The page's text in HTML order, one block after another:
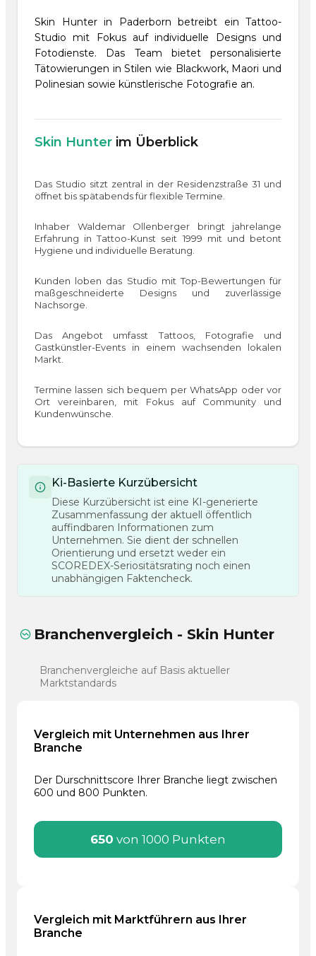
Skin Hunter in Paderborn betreibt ein Tattoo-
Studio mit Fokus auf individuelle Designs und
Fotodienste. Das Team bietet personalisierte
Tätowierungen in Stilen wie Blackwork, Maori und
Polinesian sowie künstlerische Fotografie an.
Skin Hunter im Überblick
Das Studio sitzt zentral in der Residenzstraße 31 und
öffnet bis spätabends für flexible Termine.
Inhaber Waldemar Ollenberger bringt jahrelange
Erfahrung in Tattoo-Kunst seit 1999 mit und betont
Hygiene und individuelle Beratung.
Kunden loben das Studio mit Top-Bewertungen für
maßgeschneiderte Designs und zuverlässige
Nachsorge.
Das Angebot umfasst Tattoos, Fotografie und
Gastkünstler-Events in einem wachsenden lokalen
Markt.
Termine lassen sich bequem per WhatsApp oder vor
Ort vereinbaren, mit Fokus auf Community und
Kundenwünsche.
Ki-Basierte Kurzübersicht
Diese Kurzübersicht ist eine KI-generierte
Zusammenfassung der aktuell öffentlich
auffindbaren Informationen zum
Unternehmen. Sie dient der schnellen
Orientierung und ersetzt weder ein
SCOREDEX-Seriositätsrating noch einen
unabhängigen Faktencheck.
Branchenvergleich - Skin Hunter
Branchenvergleiche auf Basis aktueller
Marktstandards
Vergleich mit Unternehmen aus Ihrer
Branche
Der Durschnittscore Ihrer Branche liegt zwischen
600 und 800 Punkten.
650 von 1000 Punkten
Vergleich mit Marktführern aus Ihrer
Branche